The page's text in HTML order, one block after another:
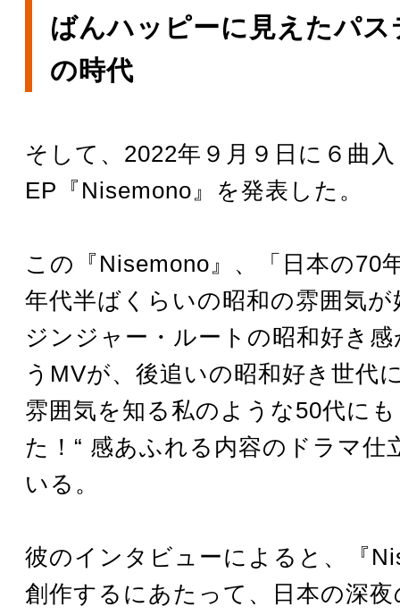
ばんハッピーに見えたパス
の時代
そして、2022年９月９日に６曲
EP『Nisemono』を発表した。
この『Nisemono』、「日本の70
年代半ばくらいの昭和の雰囲気
ジンジャー・ルートの昭和好き
うMVが、後追いの昭和好き世代
雰囲気を知る私のような50代に
た！“ 感あふれる内容のドラマ仕
いる。
彼のインタビューによると、『
創作するにあたって、日本の深